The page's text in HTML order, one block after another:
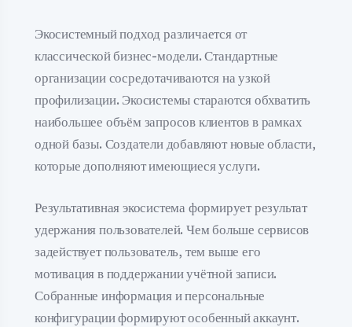
Экосистемный подход различается от
классической бизнес-модели. Стандартные
организации сосредотачиваются на узкой
профилизации. Экосистемы стараются обхватить
наибольшее объём запросов клиентов в рамках
одной базы. Создатели добавляют новые области,
которые дополняют имеющиеся услуги.
Результативная экосистема формирует результат
удержания пользователей. Чем больше сервисов
задействует пользователь, тем выше его
мотивация в поддержании учётной записи.
Собранные информация и персональные
конфигурации формируют особенный аккаунт.